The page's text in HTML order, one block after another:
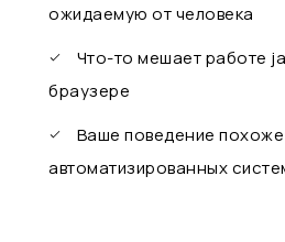
ожидаемую от человека
Что-то мешает работе
браузере
Ваше поведение
автоматизированных